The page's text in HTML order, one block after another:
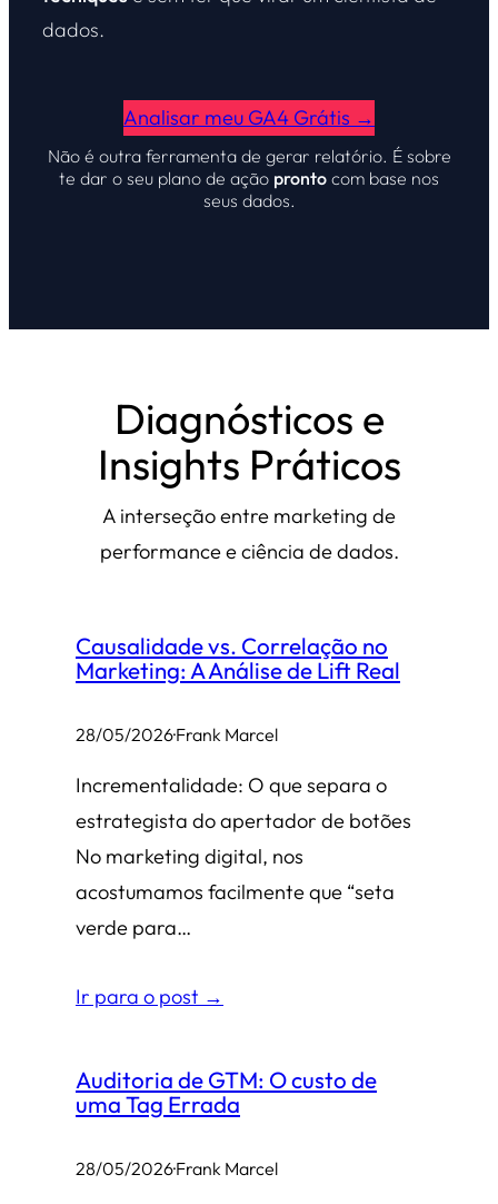
dados.
Analisar meu GA4 Grátis →
Não é outra ferramenta de gerar relatório. É sobre
te dar o seu plano de ação pronto com base nos
seus dados.
Diagnósticos e
Insights Práticos
A interseção entre marketing de
performance e ciência de dados.
Causalidade vs. Correlação no
Marketing: A Análise de Lift Real
28/05/2026·Frank Marcel
Incrementalidade: O que separa o
estrategista do apertador de botões
No marketing digital, nos
acostumamos facilmente que “seta
verde para…
Ir para o post →
Auditoria de GTM: O custo de
uma Tag Errada
28/05/2026·Frank Marcel